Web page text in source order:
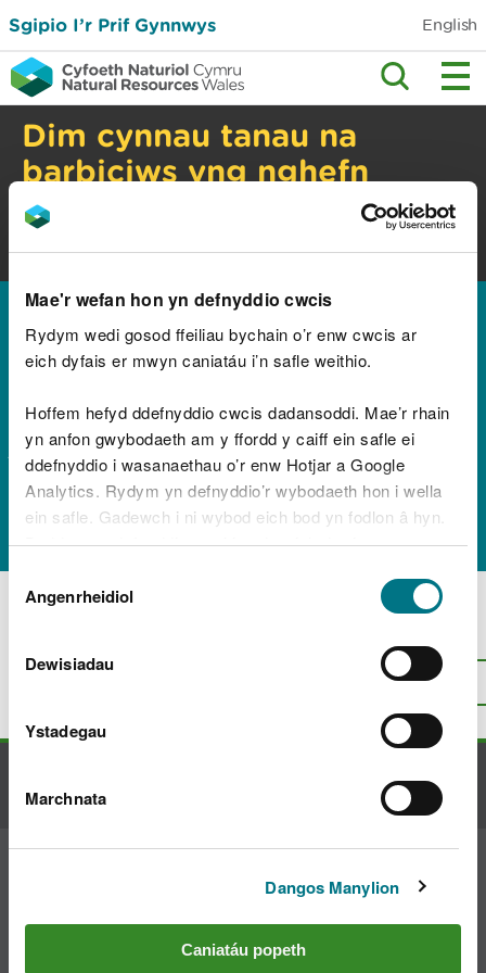
Mae'r wefan hon yn defnyddio cwcis
Rydym wedi gosod ffeiliau bychain o’r enw cwcis ar
eich dyfais er mwyn caniatáu i’n safle weithio.
Hoffem hefyd ddefnyddio cwcis dadansoddi. Mae’r rhain
yn anfon gwybodaeth am y ffordd y caiff ein safle ei
ddefnyddio i wasanaethau o’r enw Hotjar a Google
Analytics. Rydym yn defnyddio’r wybodaeth hon i wella
ein safle. Gadewch i ni wybod eich bod yn fodlon â hyn.
Byddwn yn defnyddio cwci i gadw eich dewis.
Gellirdarllen mwy am ein cwcis cyn i chi ddewis.
Dewis
Caniatâd
Angenrheidiol
Dewisiadau
Ystadegau
Marchnata
Dangos Manylion
Caniatáu popeth
Sgipio I’r Prif Gynnwys English
Dim cynnau tanau na
barbiciws yng nghefn
gwlad
diogelwch.
Hafan
Canlyniadau ar gyfer
"安卓分发平台防屏蔽[电
报@Takicloud8-
123app签名官网.wdk"
hon?Rhowch eich adborth
I fyny